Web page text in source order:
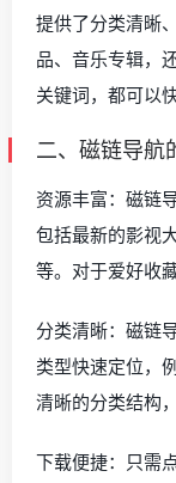
提供了分类清晰
品、音乐专辑，
关键词，都可以
二、磁链导航
资源丰富：磁链
包括最新的影视
等。对于爱好收
分类清晰：磁链
类型快速定位，
清晰的分类结构
下载便捷：只需